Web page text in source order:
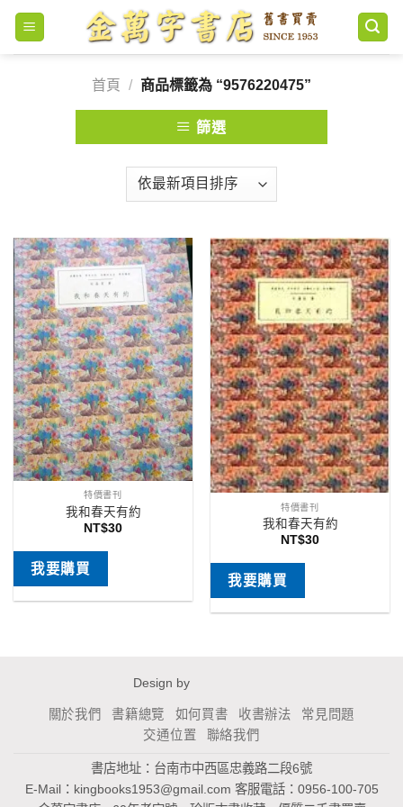
Skip
content
首頁
/ 商品標籤為 “9576220475”
篩選
特價書刊
我和春天有約
NT$30
我要購買
特價書刊
我和春天有約
NT$30
我要購買
Design by
關於我們 書籍總覽 如何買書 收書辦法
常見問題
交通位置
聯絡我們
書店地址：台南市中西區忠義路二段6號
E-Mail： kingbooks1953@gmail.com 客服電話：0956-100-705